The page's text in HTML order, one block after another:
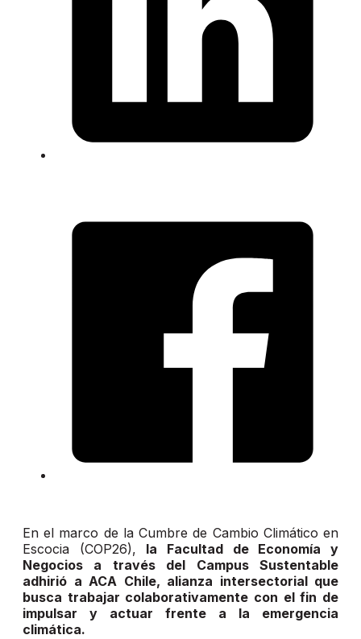
En el marco de la Cumbre de Cambio Climático en
Escocia (COP26), la Facultad de Economía y
Negocios a través del Campus Sustentable
adhirió a ACA Chile, alianza intersectorial que
busca trabajar colaborativamente con el fin de
impulsar y actuar frente a la emergencia
climática.